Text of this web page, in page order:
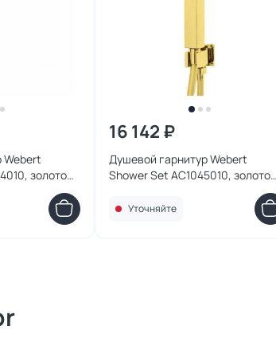
Webert
золото
16 142 ₽
Душевой гарнитур Webert
Shower Set AC1045010, золото
Уточняйте